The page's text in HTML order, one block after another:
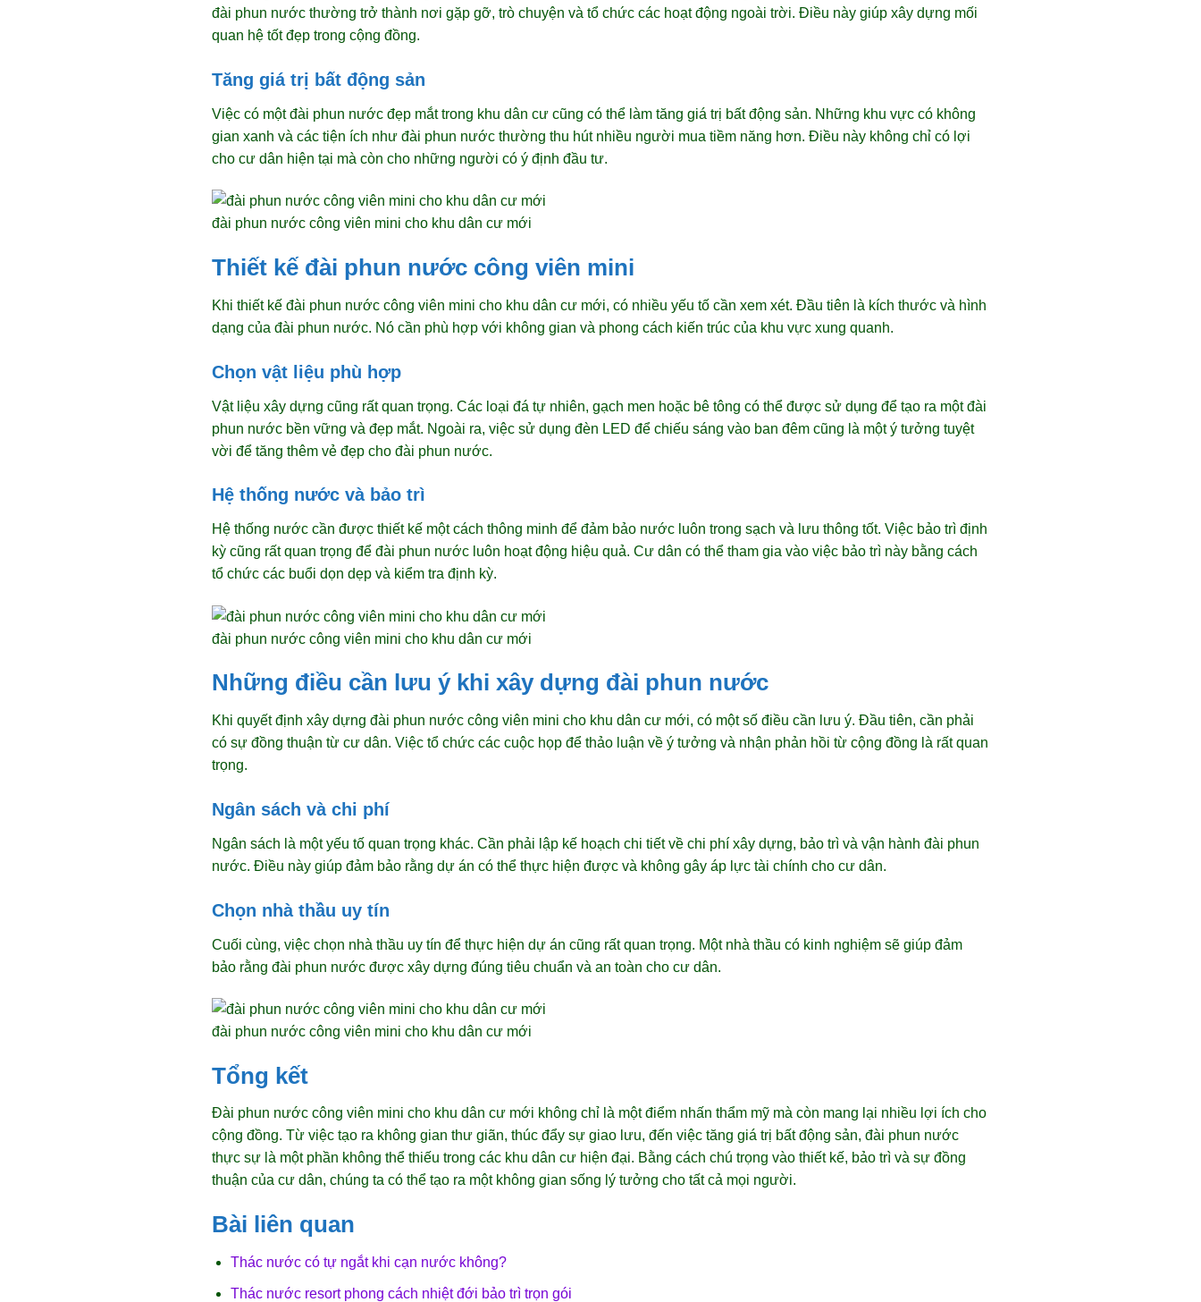
đài phun nước thường trở thành nơi gặp gỡ, trò chuyện và tổ chức các hoạt động ngoài trời. Điều này giúp xây dựng mối
quan hệ tốt đẹp trong cộng đồng.
Tăng giá trị bất động sản
Việc có một đài phun nước đẹp mắt trong khu dân cư cũng có thể làm tăng giá trị bất động sản. Những khu vực có không
gian xanh và các tiện ích như đài phun nước thường thu hút nhiều người mua tiềm năng hơn. Điều này không chỉ có lợi
cho cư dân hiện tại mà còn cho những người có ý định đầu tư.
đài phun nước công viên mini cho khu dân cư mới
Thiết kế đài phun nước công viên mini
Khi thiết kế đài phun nước công viên mini cho khu dân cư mới, có nhiều yếu tố cần xem xét. Đầu tiên là kích thước và hình
dạng của đài phun nước. Nó cần phù hợp với không gian và phong cách kiến trúc của khu vực xung quanh.
Chọn vật liệu phù hợp
Vật liệu xây dựng cũng rất quan trọng. Các loại đá tự nhiên, gạch men hoặc bê tông có thể được sử dụng để tạo ra một đài
phun nước bền vững và đẹp mắt. Ngoài ra, việc sử dụng đèn LED để chiếu sáng vào ban đêm cũng là một ý tưởng tuyệt
vời để tăng thêm vẻ đẹp cho đài phun nước.
Hệ thống nước và bảo trì
Hệ thống nước cần được thiết kế một cách thông minh để đảm bảo nước luôn trong sạch và lưu thông tốt. Việc bảo trì định
kỳ cũng rất quan trọng để đài phun nước luôn hoạt động hiệu quả. Cư dân có thể tham gia vào việc bảo trì này bằng cách
tổ chức các buổi dọn dẹp và kiểm tra định kỳ.
đài phun nước công viên mini cho khu dân cư mới
Những điều cần lưu ý khi xây dựng đài phun nước
Khi quyết định xây dựng đài phun nước công viên mini cho khu dân cư mới, có một số điều cần lưu ý. Đầu tiên, cần phải
có sự đồng thuận từ cư dân. Việc tổ chức các cuộc họp để thảo luận về ý tưởng và nhận phản hồi từ cộng đồng là rất quan
trọng.
Ngân sách và chi phí
Ngân sách là một yếu tố quan trọng khác. Cần phải lập kế hoạch chi tiết về chi phí xây dựng, bảo trì và vận hành đài phun
nước. Điều này giúp đảm bảo rằng dự án có thể thực hiện được và không gây áp lực tài chính cho cư dân.
Chọn nhà thầu uy tín
Cuối cùng, việc chọn nhà thầu uy tín để thực hiện dự án cũng rất quan trọng. Một nhà thầu có kinh nghiệm sẽ giúp đảm
bảo rằng đài phun nước được xây dựng đúng tiêu chuẩn và an toàn cho cư dân.
đài phun nước công viên mini cho khu dân cư mới
Tổng kết
Đài phun nước công viên mini cho khu dân cư mới không chỉ là một điểm nhấn thẩm mỹ mà còn mang lại nhiều lợi ích cho
cộng đồng. Từ việc tạo ra không gian thư giãn, thúc đẩy sự giao lưu, đến việc tăng giá trị bất động sản, đài phun nước
thực sự là một phần không thể thiếu trong các khu dân cư hiện đại. Bằng cách chú trọng vào thiết kế, bảo trì và sự đồng
thuận của cư dân, chúng ta có thể tạo ra một không gian sống lý tưởng cho tất cả mọi người.
Bài liên quan
Thác nước có tự ngắt khi cạn nước không?
Thác nước resort phong cách nhiệt đới bảo trì trọn gói